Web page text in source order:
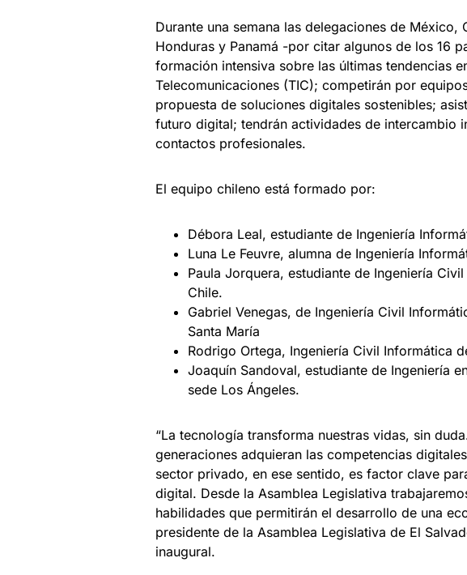
Durante una semana las delegaciones de México,
Honduras y Panamá -por citar algunos de los 16
formación intensiva sobre las últimas tendencias
Telecomunicaciones (TIC); competirán por
propuesta de soluciones digitales sostenibles;
futuro digital; tendrán actividades de intercambio
contactos profesionales.
El equipo chileno está formado por:
Débora Leal, estudiante de Ingeniería
Luna Le Feuvre, alumna de Ingeniería
Paula Jorquera, estudiante de Ingeniería
Chile.
Gabriel Venegas, de Ingeniería Civil
Santa María
Rodrigo Ortega, Ingeniería Civil Informática
Joaquín Sandoval, estudiante de Ingeniería
sede Los Ángeles.
“La tecnología transforma nuestras vidas, sin
generaciones adquieran las competencias
sector privado, en ese sentido, es factor clave
digital. Desde la Asamblea Legislativa
habilidades que permitirán el desarrollo de una
presidente de la Asamblea Legislativa de El
inaugural.